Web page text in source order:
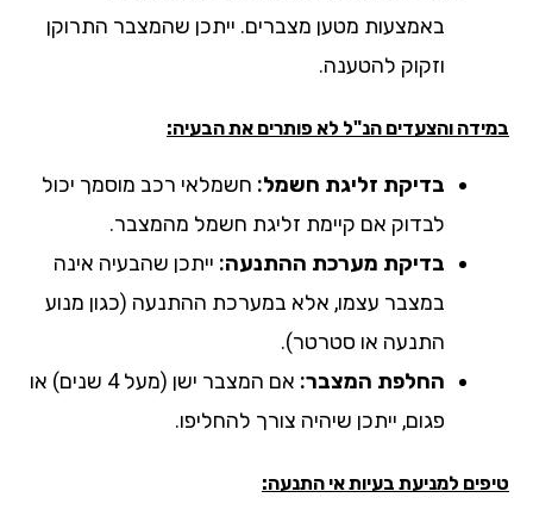
באמצעות מטען מצברים. ייתכן שהמצבר התרוקן
וזקוק להטענה.
והצעדים הנ"ל לא פותרים את הבעיה:
בדיקת זליגת חשמל:חשמלאי רכב מוסמך יכול
לבדוק אם קיימת זליגת חשמל מהמצבר.
בדיקת מערכת ההתנעה:ייתכן שהבעיה אינה
במצבר עצמו, אלא במערכת ההתנעה (כגון מנוע
התנעה או סטרטר).
החלפת המצבר:
אם המצבר ישן (מעל 4 שנים) או
פגום, ייתכן שיהיה צורך להחליפו.
למניעת בעיות אי התנעה: